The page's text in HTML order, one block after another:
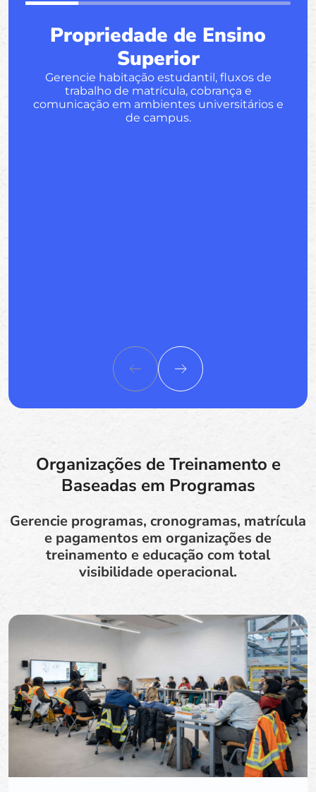
Propriedade de Ensino
Superior
Gerencie habitação estudantil, fluxos de
trabalho de matrícula, cobrança e
comunicação em ambientes universitários e
de campus.
Organizações de Treinamento e
Baseadas em Programas
Gerencie programas, cronogramas, matrícula
e pagamentos em organizações de
treinamento e educação com total
visibilidade operacional.